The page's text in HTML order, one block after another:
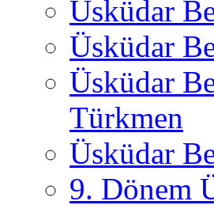
Üsküdar
Üsküdar
Üsküdar
Türkmen
Üsküdar
9. Dönem